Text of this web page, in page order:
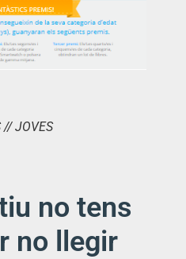
JOVES
no tens
no llegir